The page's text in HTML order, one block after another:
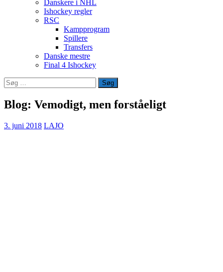
Danskere i NHL
Ishockey regler
RSC
Kampprogram
Spillere
Transfers
Danske mestre
Final 4 Ishockey
Søg
efter:
Blog: Vemodigt, men forståeligt
3. juni 2018 LAJO